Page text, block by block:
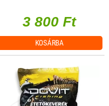
3 800 Ft
KOSÁRBA